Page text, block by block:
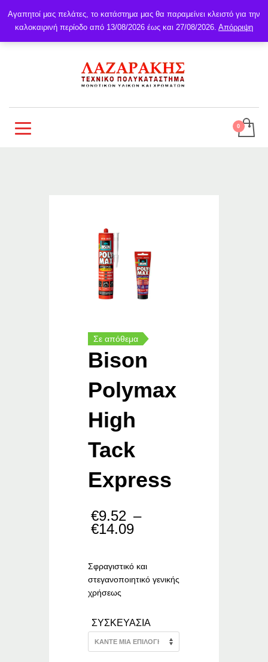
Σε απόθεμα
Bison
Polymax
High
Tack
Express
€9.52 –
€14.09
through
€14.09
Σφραγιστικό και
στεγανοποιητικό γενικής
χρήσεως
ΣΥΣΚΕΥΑΣΙΑ
Αγαπητοί μας πελάτες, το κατάστημα μας θα παραμείνει κλειστό για την
καλοκαιρινή περίοδο από 13/08/2026 έως και 27/08/2026. Απόρριψη